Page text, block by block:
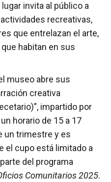
invita al público a
recreativas,
que entrelazan el arte,
habitan en sus
museo abre sus
creativa
impartido por
horario de 15 a 17
un trimestre y es
el cupo está limitado a
del programa
Comunitarios 2025.